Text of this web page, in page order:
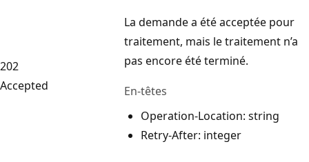
202
Accepted
La demande a été acceptée pour
traitement, mais le traitement n’a
pas encore été terminé.
En-têtes
Operation-Location: string
Retry-After: integer